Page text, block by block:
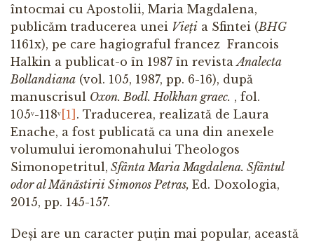
întocmai cu Apostolii, Maria Magdalena,
publicăm traducerea unei Vieți a Sfintei (BHG
1161x), pe care hagiograful francez Francois
Halkin a publicat-o în 1987 în revistaAnalecta
Bollandiana (vol. 105, 1987, pp. 6-16), după
manuscrisul Oxon. Bodl. Holkhan graec. , fol.
105ᵛ-118ᵛ [1] . Traducerea, realizată de Laura
Enache, a fost publicată ca una din anexele
volumului ieromonahului Theologos
Simonopetritul, Sfânta Maria Magdalena. Sfântul
odor al Mănăstirii Simonos Petras, Ed. Doxologia,
2015, pp. 145-157.
Deși are un caracter puțin mai popular, această